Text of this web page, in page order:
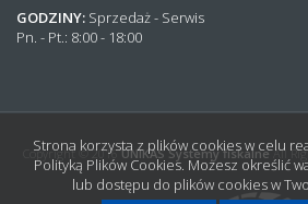
Strona korzysta z plików cookies w celu
Polityką Plików Cookies. Możesz określić
lub dostępu do plików cookies w
GODZINY: Sprzedaż - Serwis
Pn. - Pt.: 8:00 - 18:00
Copyright © 2016UNIKAS Systemy fiskalneAll